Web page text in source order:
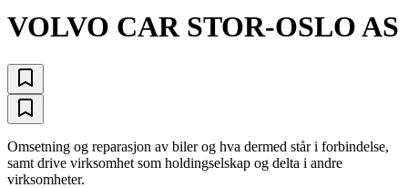
VOLVO CAR STOR-OSLO AS
Omsetning og reparasjon av biler og hva dermed står i forbindelse,
samt drive virksomhet som holdingselskap og delta i andre
virksomheter.